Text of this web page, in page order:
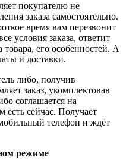
покупателю не
заказа самостоятельно.
время вам перезвонит
условия заказа, ответит
его особенностей. А
и доставки.
либо, получив
заказ, укомплектовав
соглашается на
есть сейчас. Получает
телефон и ждёт
режиме